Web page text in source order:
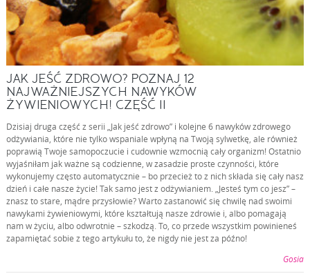
JAK JEŚĆ ZDROWO? POZNAJ 12
NAJWAŻNIEJSZYCH NAWYKÓW
ŻYWIENIOWYCH! CZĘŚĆ II
Dzisiaj druga część z serii „Jak jeść zdrowo” i kolejne 6 nawyków zdrowego
odżywiania, które nie tylko wspaniale wpłyną na Twoją sylwetkę, ale również
poprawią Twoje samopoczucie i cudownie wzmocnią cały organizm! Ostatnio
wyjaśniłam jak ważne są codzienne, w zasadzie proste czynności, które
wykonujemy często automatycznie – bo przecież to z nich składa się cały nasz
dzień i całe nasze życie! Tak samo jest z odżywianiem. „Jesteś tym co jesz” –
znasz to stare, mądre przysłowie? Warto zastanowić się chwilę nad swoimi
nawykami żywieniowymi, które kształtują nasze zdrowie i, albo pomagają
nam w życiu, albo odwrotnie – szkodzą. To, co przede wszystkim powinieneś
zapamiętać sobie z tego artykułu to, że nigdy nie jest za późno!
Gosia